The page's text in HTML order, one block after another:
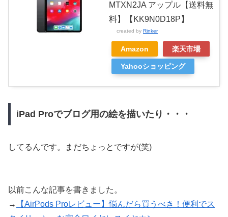
MTXN2JA アップル【送料無
料】【KK9N0D18P】
created by Rinker
Amazon 楽天市場
Yahooショッピング
iPad Proでブログ用の絵を描いたり・・・
してるんです。まだちょっとですが(笑)
以前こんな記事を書きました。
→
【AirPods Proレビュー】悩んだら買うべき！便利でス